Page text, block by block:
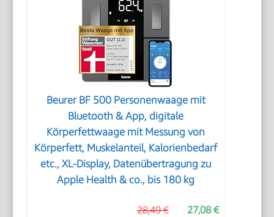
Beurer BF 500 Personenwaage mit
Bluetooth & App, digitale
Körperfettwaage mit Messung von
Körperfett, Muskelanteil, Kalorienbedarf
etc., XL-Display, Datenübertragung zu
Apple Health & co., bis 180 kg
27,08 €
28,49 €